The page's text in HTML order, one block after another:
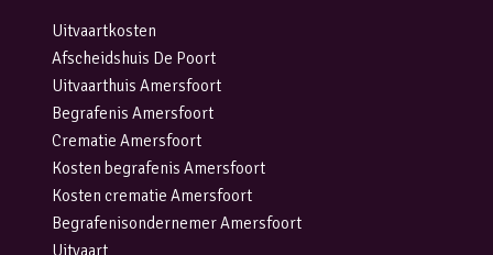
Uitvaartkosten
Afscheidshuis De Poort
Uitvaarthuis Amersfoort
Begrafenis Amersfoort
Crematie Amersfoort
Kosten begrafenis Amersfoort
Kosten crematie Amersfoort
Begrafenisondernemer Amersfoort
Uitvaart